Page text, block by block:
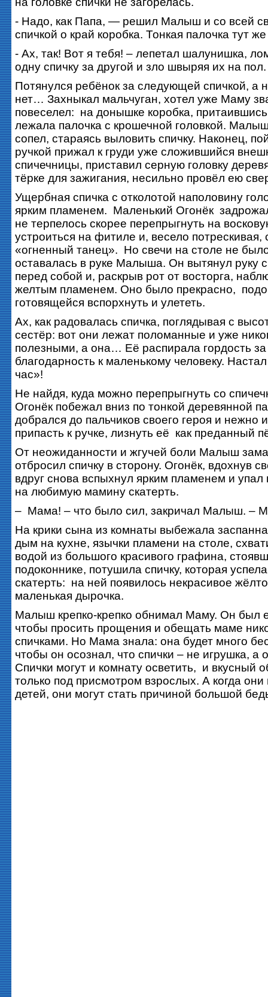
- Надо, как Папа, — решил Малыш и со всей
спичкой о край коробка. Тонкая палочка тут
- Ах, так! Вот я тебя! – лепетал шалунишка,
одну спичку за другой и зло швыряя их на пол.
Потянулся ребёнок за следующей спичкой, а
нет… Захныкал мальчуган, хотел уже Маму
повеселел: на донышке коробка,
лежала палочка с крошечной головкой.
сопел, стараясь выловить спичку. Наконец,
ручкой прижал к груди уже сложившийся
спичечницы, приставил серную головку
тёрке для зажигания, несильно провёл ею
Ущербная спичка с отколотой наполовину
ярким пламенем. Маленький Огонёк
не терпелось скорее перепрыгнуть на
устроиться на фитиле и, весело потрескивая,
«огненный танец». Но свечи на столе не
оставалась в руке Малыша. Он вытянул руку
перед собой и, раскрыв рот от восторга,
желтым пламенем. Оно было прекрасно,
готовящейся вспорхнуть и улететь.
Ах, как радовалась спичка, поглядывая с
сестёр: вот они лежат поломанные и уже
полезными, а она… Её распирала гордость за
благодарность к маленькому человеку.
час»!
Не найдя, куда можно перепрыгнуть со
Огонёк побежал вниз по тонкой деревянной
добрался до пальчиков своего героя и нежно
припасть к ручке, лизнуть её как преданный
От неожиданности и жгучей боли Малыш
отбросил спичку в сторону. Огонёк, вдохнув
вдруг снова вспыхнул ярким пламенем и упал
на любимую мамину скатерть.
– Мама! – что было сил, закричал Малыш. –
На крики сына из комнаты выбежала
дым на кухне, язычки пламени на столе,
водой из большого красивого графина,
подоконнике, потушила спичку, которая
скатерть: на ней появилось некрасивое
маленькая дырочка.
Малыш крепко-крепко обнимал Маму. Он был
чтобы просить прощения и обещать маме
спичками. Но Мама знала: она будет много
чтобы он осознал, что спички – не игрушка, а
Спички могут и комнату осветить, и вкусный
только под присмотром взрослых. А когда они
детей, они могут стать причиной большой